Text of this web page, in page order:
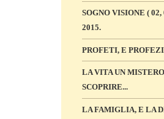
SOGNO VISIONE ( 02,
2015.
PROFETI, E
LA VITA UN
SCOPRIRE...
LA FAMIGLIA, E LA